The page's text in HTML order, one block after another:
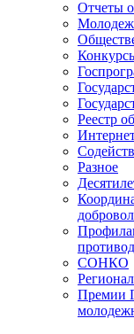
Отчеты о
Реестр
Разное
СОНКО
Премии